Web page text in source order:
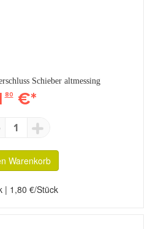
Schieber altmessing
80€*
1
Warenkorb
| 1,80 €/Stück